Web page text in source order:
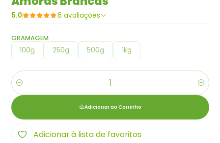
5.0 6 avaliações
GRAMAGEM
100g 250g 500g 1kg
Quantidade
Adicionar ao Carrinho
Adicionar à lista de favoritos